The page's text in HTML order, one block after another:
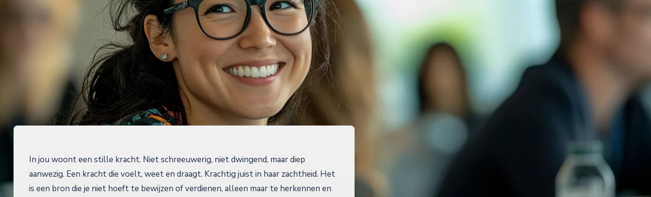
In jou woont een stille kracht. Niet schreeuwerig, niet dwingend, maar diep
aanwezig. Een kracht die voelt, weet en draagt. Krachtig juist in haar zachtheid. Het
is een bron die je niet hoeft te bewijzen of verdienen, alleen maar te herkennen en